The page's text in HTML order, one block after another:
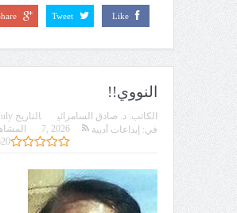
Like
Tweet
النووي!!
الكاتب: د. صادق السامرائي التاريخ
7, 2026
في: إبداعات أدبية